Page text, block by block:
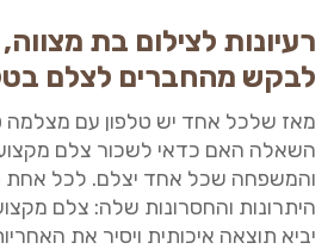
רעיונות לצילום בת
לבקש מהחברים לצלם
מאז שלכל אחד יש טלפון עם מצלמה
השאלה האם כדאי לשכור צלם
והמשפחה שכל אחד יצלם. לכל אחת
היתרונות והחסרונות שלה: צלם
יביא תוצאה איכותית ויסיר את